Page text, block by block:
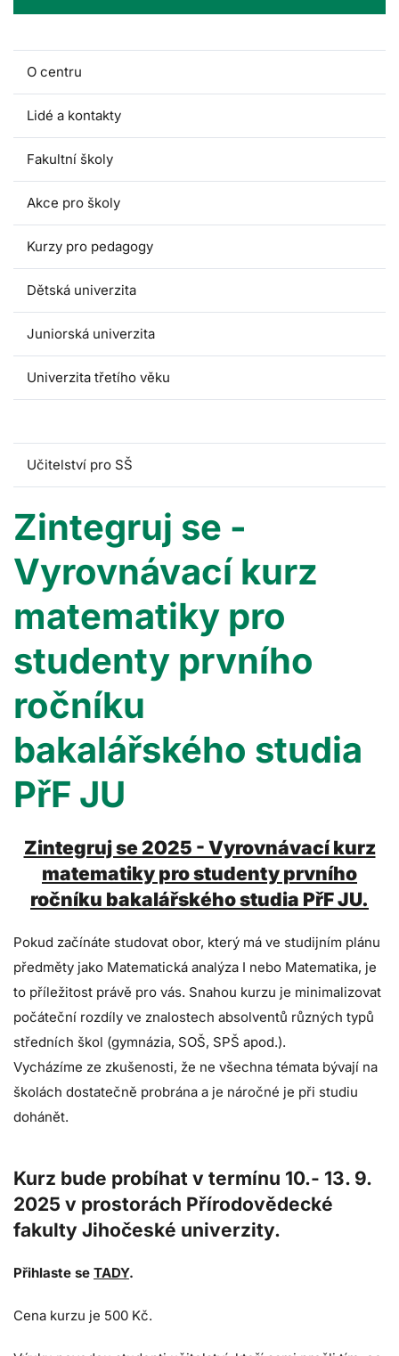
O centru
Lidé a kontakty
Fakultní školy
Akce pro školy
Kurzy pro pedagogy
Dětská univerzita
Juniorská univerzita
Univerzita třetího věku
Učitelství pro SŠ
Zintegruj se -
Vyrovnávací kurz
matematiky pro
studenty prvního
ročníku
bakalářského studia
PřF JU
Zintegruj se 2025 - Vyrovnávací kurz
matematiky pro studenty prvního
ročníku bakalářského studia PřF JU.
Pokud začínáte studovat obor, který má ve studijním plánu
předměty jako Matematická analýza I nebo Matematika, je
to příležitost právě pro vás. Snahou kurzu je minimalizovat
počáteční rozdíly ve znalostech absolventů různých typů
středních škol (gymnázia, SOŠ, SPŠ apod.).
Vycházíme ze zkušenosti, že ne všechna témata bývají na
školách dostatečně probrána a je náročné je při studiu
dohánět.
Kurz bude probíhat v termínu 10.- 13. 9.
2025 v prostorách Přírodovědecké
fakulty Jihočeské univerzity.
Přihlaste se TADY.
Cena kurzu je 500 Kč.